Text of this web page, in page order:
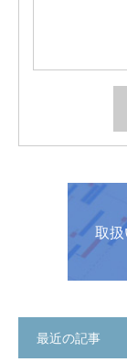
取
最近の記事